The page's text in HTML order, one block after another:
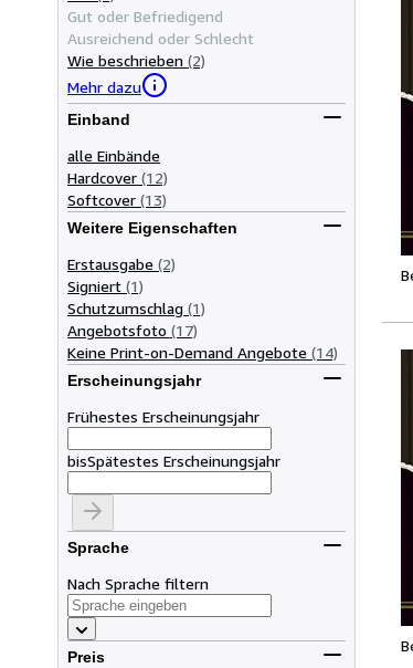
Gut oder Befriedigend
Ausreichend oder Schlecht
Wie beschrieben (2)
Mehr dazu
Einband
alle Einbände
Hardcover (12)
Softcover (13)
Weitere Eigenschaften
Erstausgabe (2)
Signiert (1)
Schutzumschlag (1)
Angebotsfoto (17)
Keine Print-on-Demand Angebote (14)
Erscheinungsjahr
Frühestes Erscheinungsjahr
bisSpätestes Erscheinungsjahr
Sprache
Nach Sprache filtern
Preis